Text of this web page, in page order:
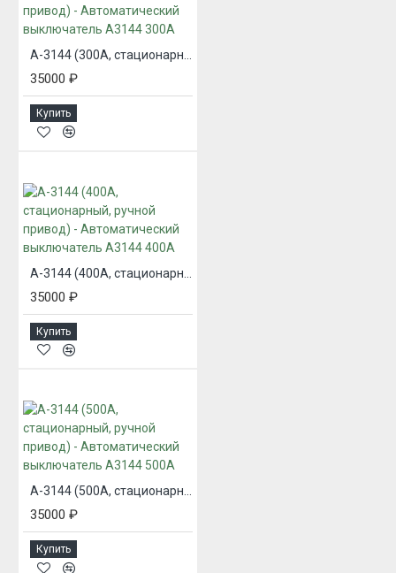
35000 ₽
Купить
35000 ₽
Купить
А-3144 (500А, стационарный, ручной привод) - Автоматический выключатель А3144 500А
35000 ₽
Купить